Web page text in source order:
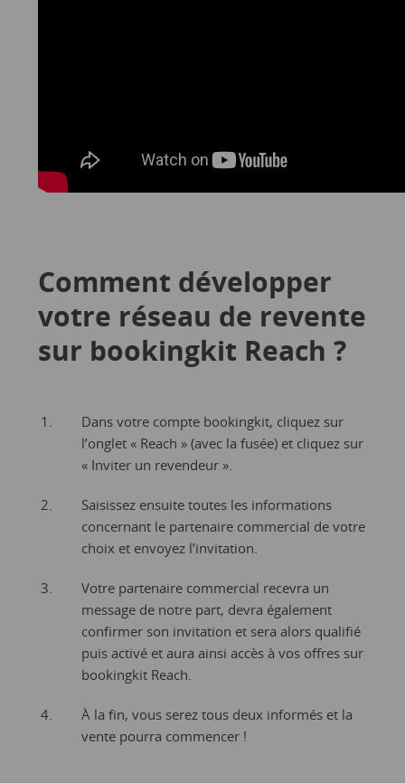
Comment développer
votre réseau de revente
sur bookingkit Reach ?
Dans votre compte bookingkit, cliquez sur
l’onglet « Reach » (avec la fusée) et cliquez sur
« Inviter un revendeur ».
Saisissez ensuite toutes les informations
concernant le partenaire commercial de votre
choix et envoyez l’invitation.
Votre partenaire commercial recevra un
message de notre part, devra également
confirmer son invitation et sera alors qualifié
puis activé et aura ainsi accès à vos offres sur
bookingkit Reach.
À la fin, vous serez tous deux informés et la
vente pourra commencer !